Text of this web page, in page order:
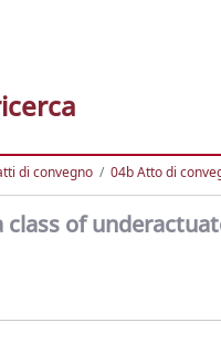
di convegno 04b Atto di
of